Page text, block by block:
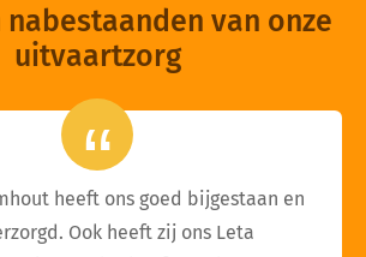
van onze
uitvaartzorg
heeft ons goed bijgestaan en
Ook heeft zij ons Leta